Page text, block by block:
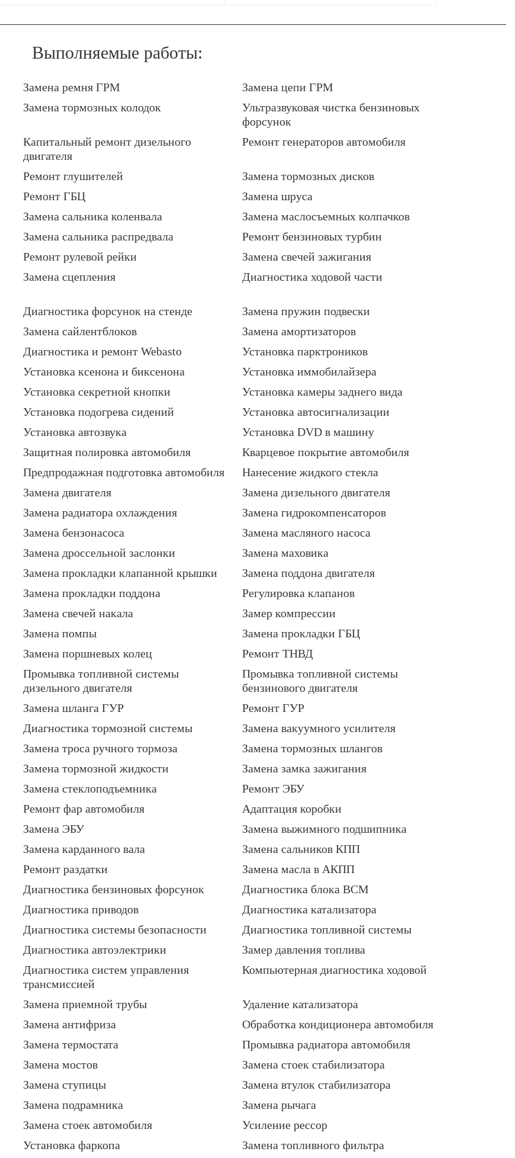
Выполняемые работы:
Замена ремня ГРМ
Замена цепи ГРМ
Замена тормозных колодок
Ультразвуковая чистка бензиновых
форсунок
Капитальный ремонт дизельного
двигателя
Ремонт генераторов автомобиля
Ремонт глушителей
Замена тормозных дисков
Ремонт ГБЦ
Замена шруса
Замена сальника коленвала
Замена маслосъемных колпачков
Замена сальника распредвала
Ремонт бензиновых турбин
Ремонт рулевой рейки
Замена свечей зажигания
Замена сцепления Диагностика ходовой части
Диагностика форсунок на стенде
Замена пружин подвески
Замена сайлентблоков
Замена амортизаторов
Диагностика и ремонт Webasto
Установка парктроников
Установка ксенона и биксенона
Установка иммобилайзера
Установка секретной кнопки
Установка камеры заднего вида
Установка подогрева сидений
Установка автосигнализации
Установка автозвука
Установка DVD в машину
Защитная полировка автомобиля
Кварцевое покрытие автомобиля
Предпродажная подготовка автомобиля
Нанесение жидкого стекла
Замена двигателя
Замена дизельного двигателя
Замена радиатора охлаждения
Замена гидрокомпенсаторов
Замена бензонасоса
Замена масляного насоса
Замена дроссельной заслонки
Замена маховика
Замена прокладки клапанной крышки
Замена поддона двигателя
Замена прокладки поддона
Регулировка клапанов
Замена свечей накала
Замер компрессии
Замена помпы
Замена прокладки ГБЦ
Замена поршневых колец
Ремонт ТНВД
Промывка топливной системы
дизельного двигателя
Промывка топливной системы
бензинового двигателя
Замена шланга ГУР
Ремонт ГУР
Диагностика тормозной системы
Замена вакуумного усилителя
Замена троса ручного тормоза
Замена тормозных шлангов
Замена тормозной жидкости
Замена замка зажигания
Замена стеклоподъемника
Ремонт ЭБУ
Ремонт фар автомобиля
Адаптация коробки
Замена ЭБУ
Замена выжимного подшипника
Замена карданного вала
Замена сальников КПП
Ремонт раздатки
Замена масла в АКПП
Диагностика бензиновых форсунок
Диагностика блока BCM
Диагностика приводов
Диагностика катализатора
Диагностика системы безопасности
Диагностика топливной системы
Диагностика автоэлектрики
Замер давления топлива
Диагностика систем управления
трансмиссией
Компьютерная диагностика ходовой
Замена приемной трубы
Удаление катализатора
Замена антифриза
Обработка кондиционера автомобиля
Замена термостата
Промывка радиатора автомобиля
Замена мостов
Замена стоек стабилизатора
Замена ступицы
Замена втулок стабилизатора
Замена подрамника
Замена рычага
Замена стоек автомобиля
Усиление рессор
Установка фаркопа Замена топливного фильтра